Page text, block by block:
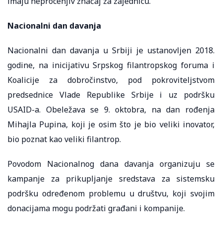
Nacionalni dan davanja
Nacionalni dan davanja u Srbiji je ustanovljen 2018.
godine, na inicijativu Srpskog filantropskog foruma i
Koalicije za dobročinstvo, pod pokroviteljstvom
predsednice Vlade Republike Srbije i uz podršku
USAID-a. Obeležava se 9. oktobra, na dan rođenja
Mihajla Pupina, koji je osim što je bio veliki inovator,
bio poznat kao veliki filantrop.
Povodom Nacionalnog dana davanja organizuju se
kampanje za prikupljanje sredstava za sistemsku
podršku određenom problemu u društvu, koji svojim
donacijama mogu podržati građani i kompanije.